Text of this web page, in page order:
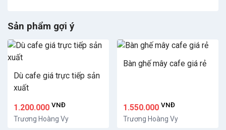
Sản phẩm gợi ý
Dù cafe giá trực tiếp sản
xuất
1.200.000 VNĐ
Trương Hoàng Vy
Bàn ghế mây cafe giá rẻ
1.550.000 VNĐ
Trương Hoàng Vy